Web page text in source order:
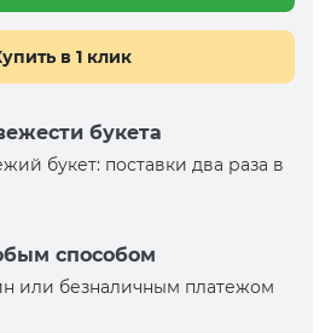
в 1 клик
букета
букет: поставки два раза в
способом
или безналичным платежом